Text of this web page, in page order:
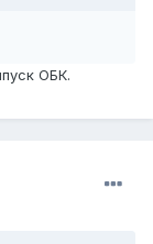
ОБК.